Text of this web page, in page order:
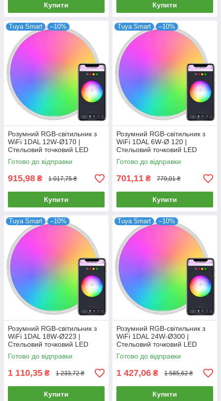
Купити Купити
Tuya Smart –10%
Розумний RGB-світильник з
WiFi 1DAL 12W-Ø170 |
Стельовий точковий LED
світильник Tuya
Готово до відправки
915,98 ₴ 1 017,75 ₴
Купити
Tuya Smart –10%
Розумний RGB-світильник з
WiFi 1DAL 6W-Ø 120 |
Стельовий точковий LED
світильник Tuya
Готово до відправки
701,11 ₴ 779,01 ₴
Купити
Tuya Smart –10%
Розумний RGB-світильник з
WiFi 1DAL 18W-Ø223 |
Стельовий точковий LED
світильник Tuya
Готово до відправки
1 110,35 ₴ 1 233,72 ₴
Купити
Tuya Smart –10%
Розумний RGB-світильник з
WiFi 1DAL 24W-Ø300 |
Стельовий точковий LED
світильник Tuya
Готово до відправки
1 427,06 ₴ 1 585,62 ₴
Купити